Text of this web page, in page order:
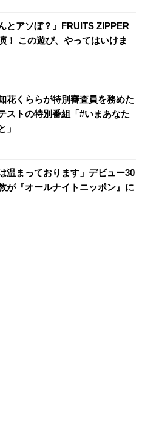
とアソぼ？』FRUITS ZIPPER
！ この遊び、やってはいけま
花くららが特別審査員を務めた
ストの特別番組「#いまあなた
」
温まっております」デビュー30
が『オールナイトニッポン』に